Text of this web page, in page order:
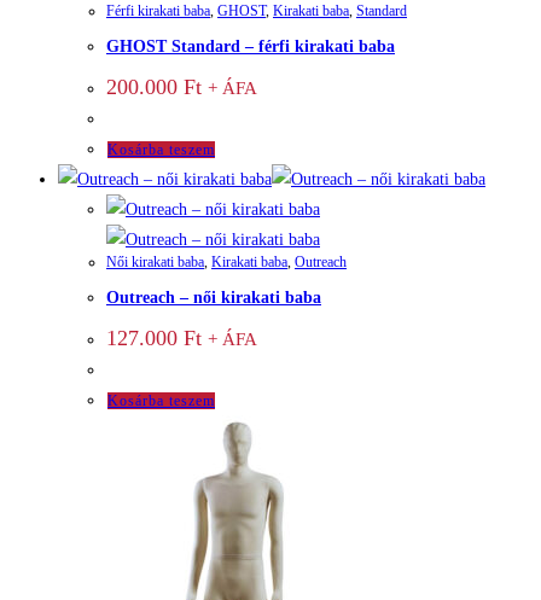
Férfi kirakati baba GHOST, Kirakati baba Standard
GHOST Standard – férfi kirakati baba
200.000 Ft + ÁFA
Kosárba teszem
Női kirakati baba, Kirakati baba, Outreach
Outreach – női kirakati baba
127.000 Ft + ÁFA
Kosárba teszem